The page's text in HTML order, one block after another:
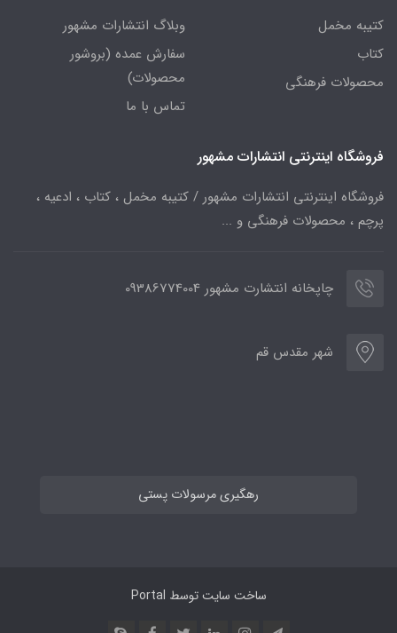
کتیبه مخمل
کتاب
محصولات فرهنگی
وبلاگ انتشارات مشهور
سفارش عمده (بروشور
محصولات)
تماس با ما
فروشگاه اینترنتی انتشارات مشهور
فروشگاه اینترنتی انتشارات مشهور / کتیبه مخمل ، کتاب ، ادعیه ،
پرچم ، محصولات فرهنگی و ...
چاپخانه انتشارت مشهور 09386774004
شهر مقدس قم
رهگیری مرسولات پستی
ساخت سایت توسط Portal